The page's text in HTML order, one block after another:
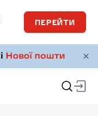
ПЕРЕЙТИ